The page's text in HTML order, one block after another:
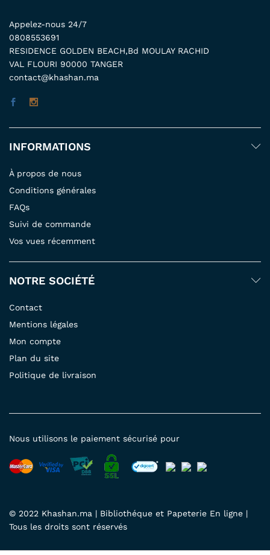
Appelez-nous 24/7
0808553691
RESIDENCE GOLDEN BEACH,Bd MOULAY RACHID
VAL FLOURI 90000 TANGER
contact@khashan.ma
INFORMATIONS
À propos de nous
Conditions générales
FAQs
Suivi de commande
Vos vues récemment
NOTRE SOCIÉTÉ
Contact
Mentions légales
Mon compte
Plan du site
Politique de livraison
© 2022 Khashan.ma | Bibliothéque et Papeterie En ligne |
Tous les droits sont réservés
Nous utilisons le paiement sécurisé pour